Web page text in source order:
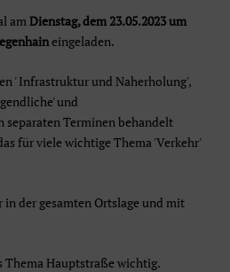
amDienstag, dem 23.05.2023 um
eingeladen.
' Infrastruktur und Naherholung',
und
separaten Terminen behandelt
für viele wichtige Thema 'Verkehr'
in der gesamten Ortslage und mit
Thema Hauptstraße wichtig.